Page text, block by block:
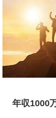
年収1000